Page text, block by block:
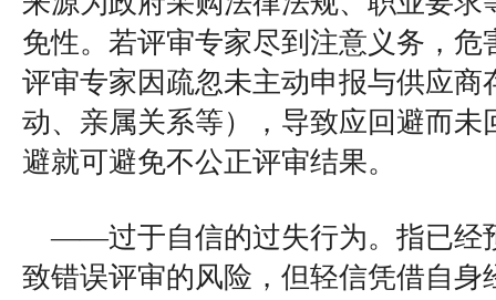
免性。若评审专家尽到注意义务，危
评审专家因疏忽未主动申报与供应商
动、亲属关系等），导致应回避而未
避就可避免不公正评审结果。
——过于自信的过失行为。指已经
致错误评审的风险，但轻信凭借自身